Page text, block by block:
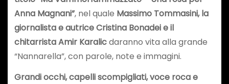
Anna Magnani”, nel quale Massimo Tommasini, la
giornalista e autrice Cristina Bonadei e il
chitarrista Amir Karalicdaranno vita alla grande
“Nannarella”, con parole, note e immagini.
Grandi occhi, capelli scompigliati, voce roca e